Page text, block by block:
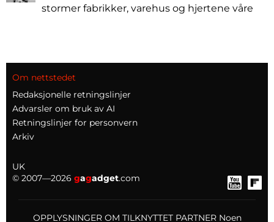
stormer fabrikker, varehus og hjertene våre
Om nettstedet
Redaksjonelle retningslinjer
Advarsler om bruk av AI
Retningslinjer for personvern
Arkiv
UK
© 2007—2026 gagadget.com
OPPLYSNINGER OM TILKNYTTET PARTNER Noen